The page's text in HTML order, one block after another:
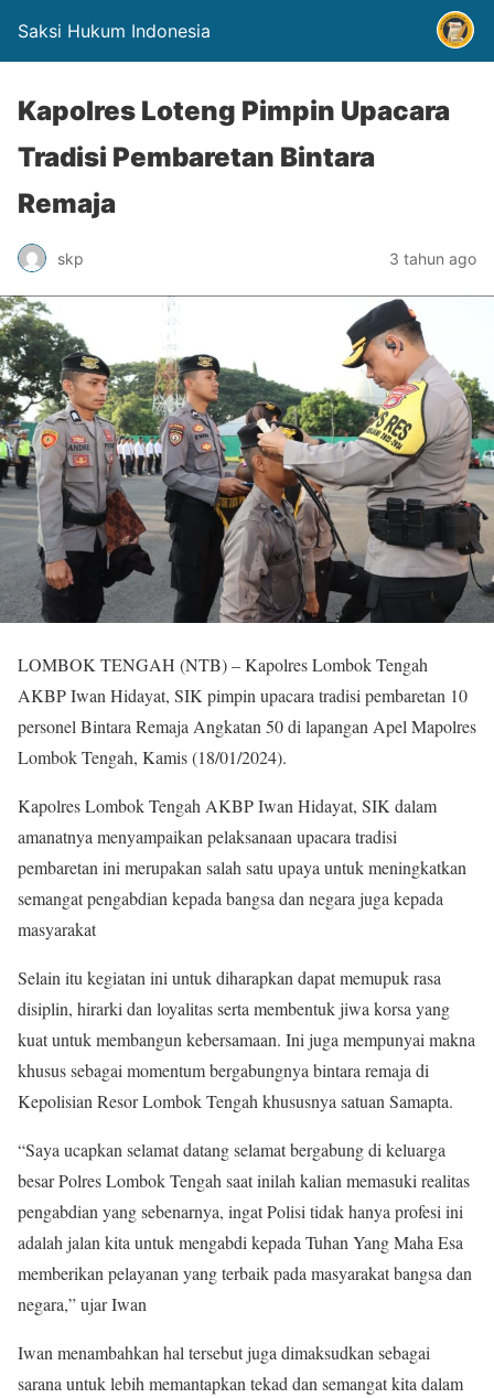
Saksi Hukum Indonesia
Kapolres Loteng Pimpin Upacara
Tradisi Pembaretan Bintara
Remaja
skp 3 tahun ago
LOMBOK TENGAH (NTB) – Kapolres Lombok Tengah
AKBP Iwan Hidayat, SIK pimpin upacara tradisi pembaretan 10
personel Bintara Remaja Angkatan 50 di lapangan Apel Mapolres
Lombok Tengah, Kamis (18/01/2024).
Kapolres Lombok Tengah AKBP Iwan Hidayat, SIK dalam
amanatnya menyampaikan pelaksanaan upacara tradisi
pembaretan ini merupakan salah satu upaya untuk meningkatkan
semangat pengabdian kepada bangsa dan negara juga kepada
masyarakat
Selain itu kegiatan ini untuk diharapkan dapat memupuk rasa
disiplin, hirarki dan loyalitas serta membentuk jiwa korsa yang
kuat untuk membangun kebersamaan. Ini juga mempunyai makna
khusus sebagai momentum bergabungnya bintara remaja di
Kepolisian Resor Lombok Tengah khususnya satuan Samapta.
“Saya ucapkan selamat datang selamat bergabung di keluarga
besar Polres Lombok Tengah saat inilah kalian memasuki realitas
pengabdian yang sebenarnya, ingat Polisi tidak hanya profesi ini
adalah jalan kita untuk mengabdi kepada Tuhan Yang Maha Esa
memberikan pelayanan yang terbaik pada masyarakat bangsa dan
negara,” ujar Iwan
Iwan menambahkan hal tersebut juga dimaksudkan sebagai
sarana untuk lebih memantapkan tekad dan semangat kita dalam